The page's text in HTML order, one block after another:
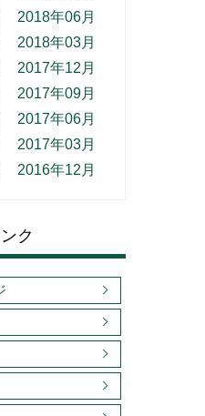
2018年06月
2018年03月
2017年12月
2017年09月
2017年06月
2017年03月
2016年12月
ク